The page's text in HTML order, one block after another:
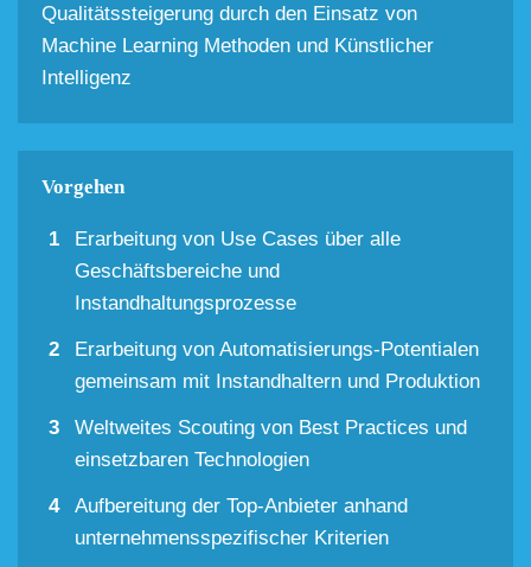
Qualitätssteigerung durch den Einsatz von
Machine Learning Methoden und Künstlicher
Intelligenz
Vorgehen
Erarbeitung von Use Cases über alle
Geschäftsbereiche und
Instandhaltungsprozesse
Erarbeitung von Automatisierungs-Potentialen
gemeinsam mit Instandhaltern und Produktion
Weltweites Scouting von Best Practices und
einsetzbaren Technologien
Aufbereitung der Top-Anbieter anhand
unternehmensspezifischer Kriterien